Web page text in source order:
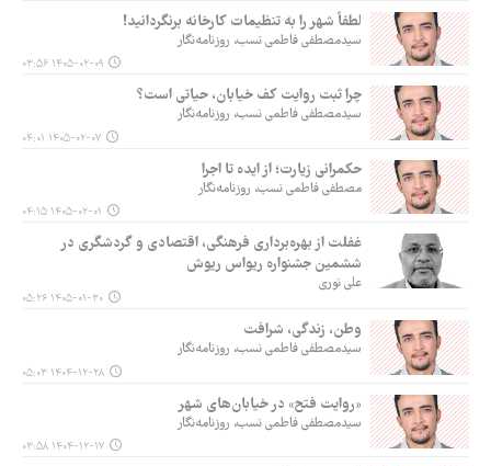
لطفاً شهر را به تنظیمات کارخانه برنگردانید!
سیدمصطفی فاطمی نسب، روزنامه‌نگار
۱۴۰۵-۰۲-۰۹ ۰۳:۵۶
چرا ثبت روایت کف خیابان، حیاتی است؟
سیدمصطفی فاطمی نسب، روزنامه‌نگار
۱۴۰۵-۰۲-۰۷ ۰۴:۰۱
حکمرانی زیارت؛ از ایده تا اجرا
مصطفی فاطمی نسب، روزنامه‌نگار
۱۴۰۵-۰۲-۰۱ ۰۴:۱۵
غفلت از بهره‌برداری فرهنگی، اقتصادی و گردشگری در
ششمین جشنواره ریواس ریوش
علی نوری
۱۴۰۵-۰۱-۳۰ ۰۵:۲۶
وطن، زندگی، شرافت
سیدمصطفی فاطمی نسب، روزنامه‌نگار
۱۴۰۴-۱۲-۲۸ ۰۵:۰۳
«روایت فتح» در خیابان‌های شهر
سیدمصطفی فاطمی نسب، روزنامه‌نگار
۱۴۰۴-۱۲-۱۷ ۰۳:۵۸